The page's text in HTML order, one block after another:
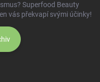
Superfood Beauty
vás překvapí svými účinky!